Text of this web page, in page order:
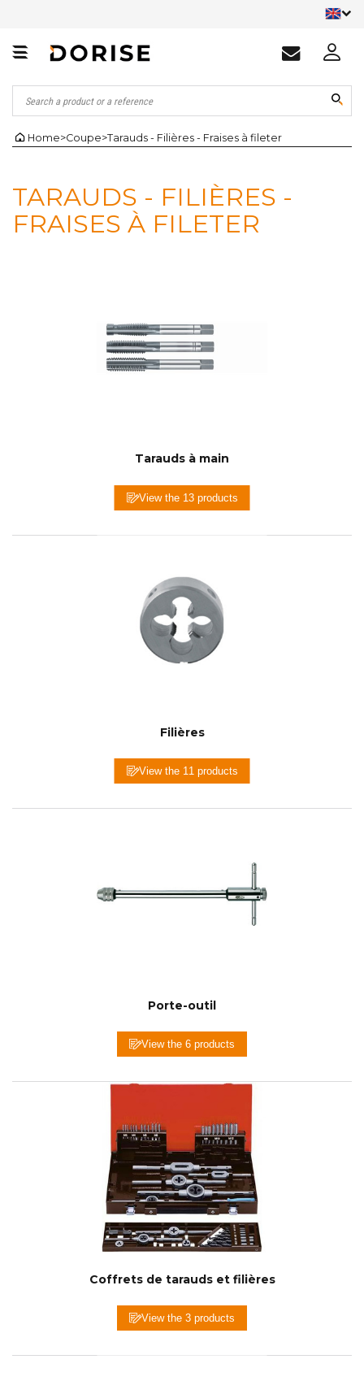
Home>Coupe>Tarauds - Filières - Fraises à fileter
TARAUDS - FILIÈRES -
FRAISES À FILETER
Tarauds à main
View the 13 products
Filières
View the 11 products
Porte-outil
View the 6 products
Coffrets de tarauds et filières
View the 3 products